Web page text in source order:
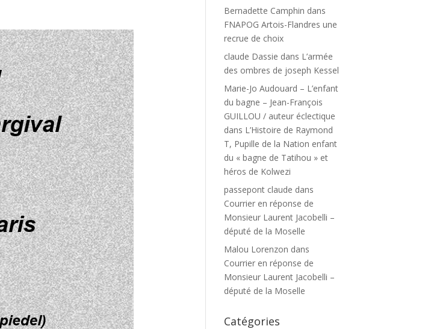
Bernadette Camphin dans
FNAPOG Artois-Flandres une
recrue de choix
claude Dassie dans L’armée
des ombres de joseph Kessel
Marie-Jo Audouard – L’enfant
du bagne – Jean-François
GUILLOU / auteur éclectique
dans L’Histoire de Raymond
T, Pupille de la Nation enfant
du « bagne de Tatihou » et
héros de Kolwezi
passepont claude dans
Courrier en réponse de
Monsieur Laurent Jacobelli –
député de la Moselle
Malou Lorenzon dans
Courrier en réponse de
Monsieur Laurent Jacobelli –
député de la Moselle
Catégories